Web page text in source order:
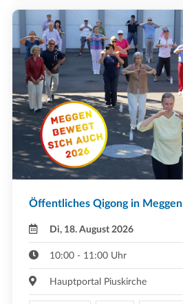
Öffentliches Qigong in Meggen
Di, 18. August 2026
10:00 - 11:00 Uhr
Hauptportal Piuskirche